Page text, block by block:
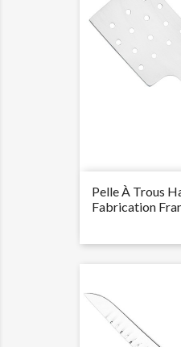
Pelle À Trous
Fabrication